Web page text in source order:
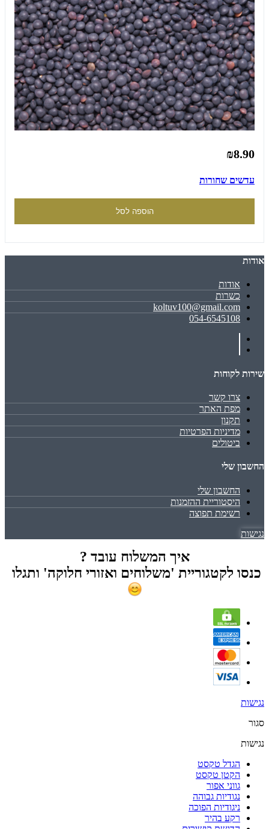
₪8.90
עדשים שחורות
הוספה לסל
אודות
אודות
כשרות
koltuv100@gmail.com
054-6545108
שירות לקוחות
צרו קשר
מפת האתר
תקנון
מדיניות הפרטיות
ביטולים
החשבון שלי
החשבון שלי
היסטוריית ההזמנות
רשימת תפוצה
נגישות
איך המשלוח עובד ?
כנסו לקטגוריית 'משלוחים ואזורי חלוקה' ותגלו
נגישות
סגור
נגישות
הגדל טקסט
הקטן טקסט
גווני אפור
נגודיות גבוהה
ניגודיות הפוכה
רקע בהיר